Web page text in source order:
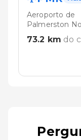
Aeroporto de
Palmerston
73.2 km do